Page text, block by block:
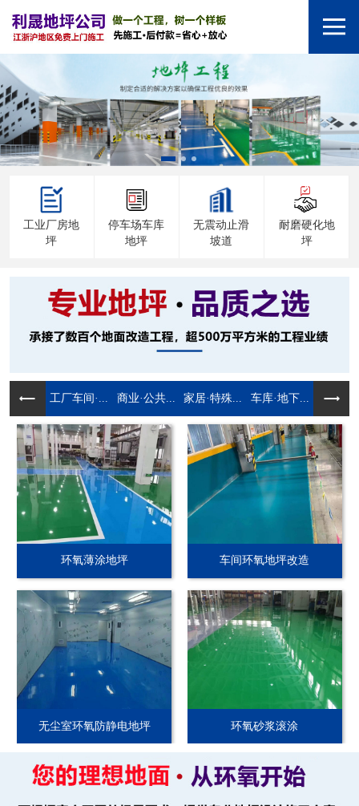
工业厂房地
坪
停车场车库
地坪
无震动止滑
坡道
耐磨硬化地
坪
工厂车间·... 商业·公共... 家居·特殊... 车库·地下...
环氧薄涂地坪 车间环氧地坪改造
无尘室环氧防静电地坪 环氧砂浆滚涂